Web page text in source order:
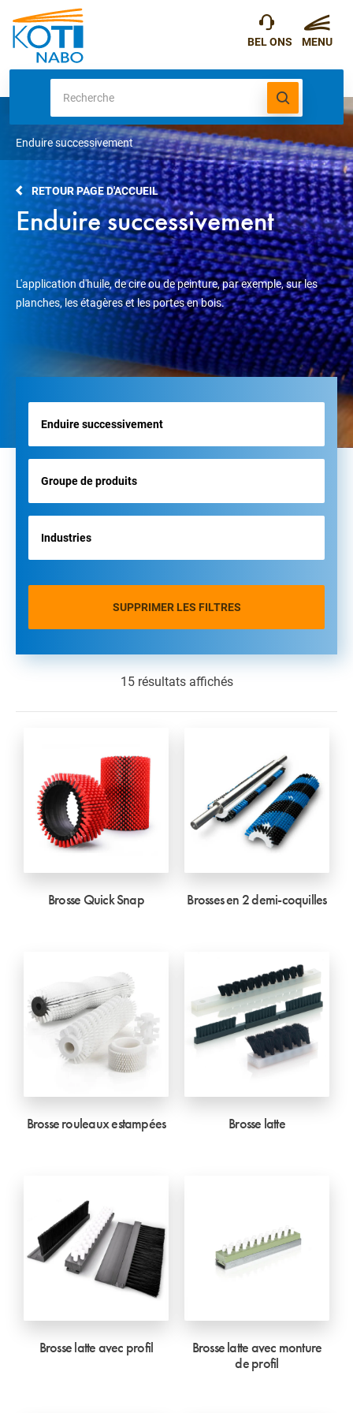
Enduire successivement
RETOUR PAGE D'ACCUEIL
Enduire successivement
L'application d'huile, de cire ou de peinture, par exemple, sur les
planches, les étagères et les portes en bois.
SUPPRIMER LES FILTRES
15 résultats affichés
Brosse Quick Snap Brosses en 2 demi-coquilles
Brosse rouleaux estampées Brosse latte
Brosse latte avec profil
Brosse latte avec monture
de profil